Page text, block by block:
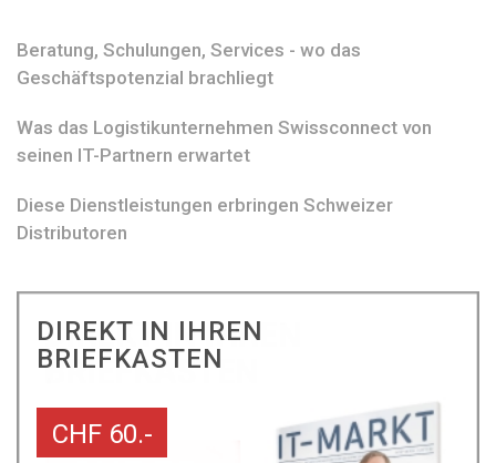
Beratung, Schulungen, Services - wo das
Geschäftspotenzial brachliegt
Was das Logistikunternehmen Swissconnect von
seinen IT-Partnern erwartet
Diese Dienstleistungen erbringen Schweizer
Distributoren
DIREKT IN IHREN
BRIEFKASTEN
CHF 60.-